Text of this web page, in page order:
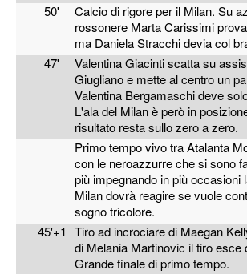
50'
Calcio di rigore per il Milan. Su
rossonere Marta Carissimi
ma Daniela Stracchi devia col
47'
Valentina Giacinti scatta su
Giugliano e mette al centro un
Valentina Bergamaschi deve
L'ala del Milan è però in
risultato resta sullo zero a zero.
Primo tempo vivo tra Atalanta
con le neroazzurre che si sono
più impegnando in più occasioni
Milan dovrà reagire se vuole
sogno tricolore.
45'+1 Tiro ad incrociare di Maegan
di Melania Martinovic il tiro esce
Grande finale di primo tempo.